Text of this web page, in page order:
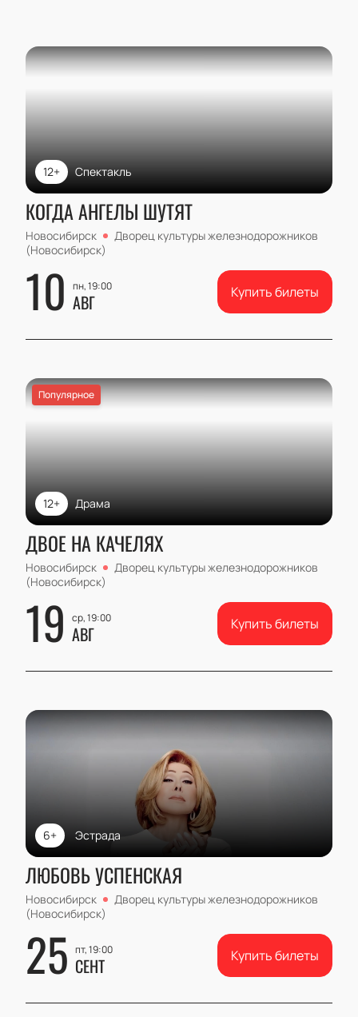
Спектакль
12+
КОГДА АНГЕЛЫ ШУТЯТ
Новосибирск
Дворец культуры железнодорожников
(Новосибирск)
10 пн, 19:00
АВГ Купить билеты
Популярное
Драма
12+
ДВОЕ НА КАЧЕЛЯХ
Новосибирск
Дворец культуры железнодорожников
(Новосибирск)
19 ср, 19:00
АВГ Купить билеты
Эстрада
6+
ЛЮБОВЬ УСПЕНСКАЯ
Новосибирск
Дворец культуры железнодорожников
(Новосибирск)
25 пт, 19:00
СЕНТ Купить билеты